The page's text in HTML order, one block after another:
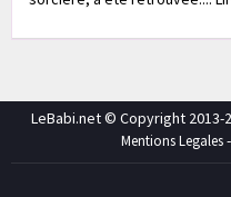
LeBabi.net © Copyright 2013-
Mentions Legales